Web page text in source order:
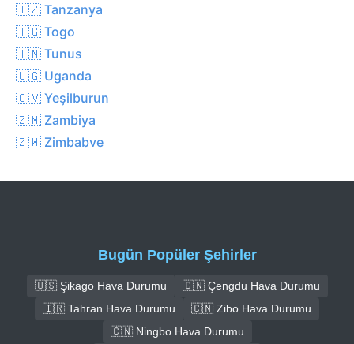
🇹🇿 Tanzanya
🇹🇬 Togo
🇹🇳 Tunus
🇺🇬 Uganda
🇨🇻 Yeşilburun
🇿🇲 Zambiya
🇿🇼 Zimbabve
Bugün Popüler Şehirler
🇺🇸 Şikago Hava Durumu
🇨🇳 Çengdu Hava Durumu
🇮🇷 Tahran Hava Durumu
🇨🇳 Zibo Hava Durumu
🇨🇳 Ningbo Hava Durumu